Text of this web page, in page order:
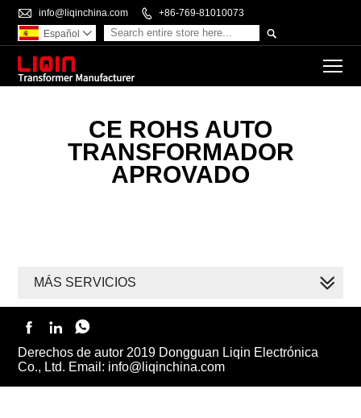
 info@liqinchina.com  +86-769-81010073

Español 
CE ROHS AUTO
TRANSFORMADOR
APROVADO
MÁS SERVICIOS
  
Derechos de autor 2019 Dongguan Liqin Electrónica
Co., Ltd. Email: info@liqinchina.com